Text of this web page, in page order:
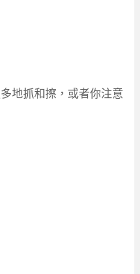
地抓和擦，或者你注意